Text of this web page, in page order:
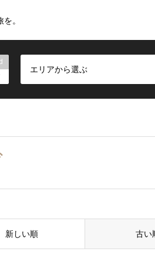
。
エリアから選ぶ
新しい順 古い